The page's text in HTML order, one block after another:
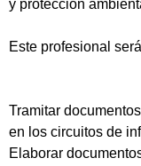
y protección
Este profesional
Tramitar
en los circuitos de
Elaborar